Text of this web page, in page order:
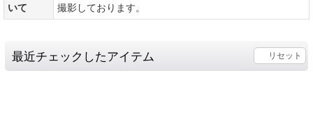
いて
撮影しております。
最近チェックしたアイテム リセット